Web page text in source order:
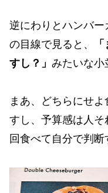
逆にわりとハンバ
の目線で見ると、
すし？」 みたいな小
まあ、どちらにせ
すし、予算感は人
回食べて自分で判断